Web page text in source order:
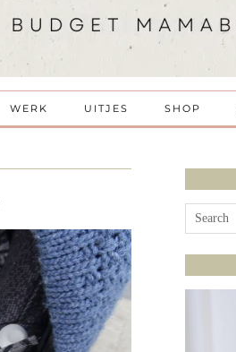
WERK UITJES SHOP